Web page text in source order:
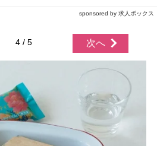
sponsored by 求人ボックス
4 / 5 次へ